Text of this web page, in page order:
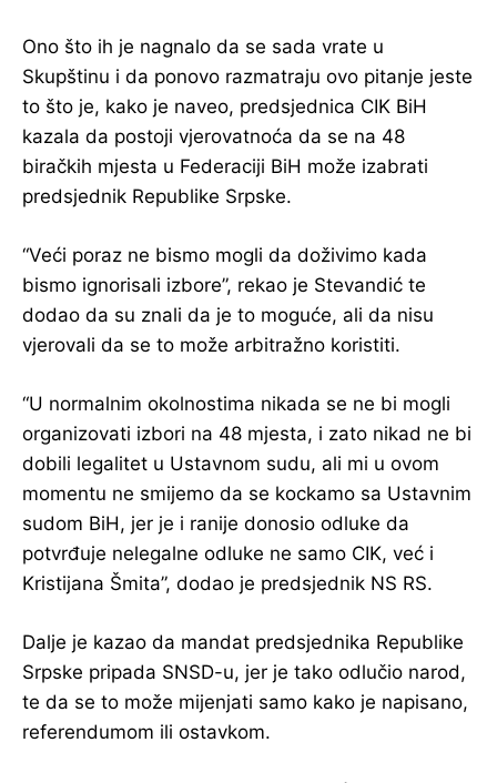
Ono što ih je nagnalo da se sada vrate u
Skupštinu i da ponovo razmatraju ovo pitanje jeste
to što je, kako je naveo, predsjednica CIK BiH
kazala da postoji vjerovatnoća da se na 48
biračkih mjesta u Federaciji BiH može izabrati
predsjednik Republike Srpske.
“Veći poraz ne bismo mogli da doživimo kada
bismo ignorisali izbore”, rekao je Stevandić te
dodao da su znali da je to moguće, ali da nisu
vjerovali da se to može arbitražno koristiti.
“U normalnim okolnostima nikada se ne bi mogli
organizovati izbori na 48 mjesta, i zato nikad ne bi
dobili legalitet u Ustavnom sudu, ali mi u ovom
momentu ne smijemo da se kockamo sa Ustavnim
sudom BiH, jer je i ranije donosio odluke da
potvrđuje nelegalne odluke ne samo CIK, već i
Kristijana Šmita”, dodao je predsjednik NS RS.
Dalje je kazao da mandat predsjednika Republike
Srpske pripada SNSD-u, jer je tako odlučio narod,
te da se to može mijenjati samo kako je napisano,
referendumom ili ostavkom.